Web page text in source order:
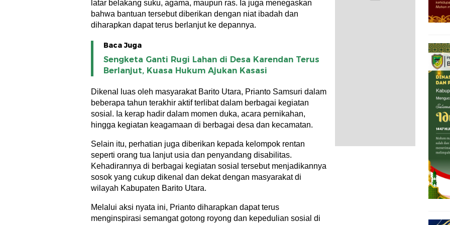
latar belakang suku, agama, maupun ras. Ia juga menegaskan
bahwa bantuan tersebut diberikan dengan niat ibadah dan
diharapkan dapat terus berlanjut ke depannya.
Baca Juga
Sengketa Ganti Rugi Lahan di Desa Karendan Terus
Berlanjut, Kuasa Hukum Ajukan Kasasi
Dikenal luas oleh masyarakat Barito Utara, Prianto Samsuri dalam
beberapa tahun terakhir aktif terlibat dalam berbagai kegiatan
sosial. Ia kerap hadir dalam momen duka, acara pernikahan,
hingga kegiatan keagamaan di berbagai desa dan kecamatan.
Selain itu, perhatian juga diberikan kepada kelompok rentan
seperti orang tua lanjut usia dan penyandang disabilitas.
Kehadirannya di berbagai kegiatan sosial tersebut menjadikannya
sosok yang cukup dikenal dan dekat dengan masyarakat di
wilayah Kabupaten Barito Utara.
Melalui aksi nyata ini, Prianto diharapkan dapat terus
menginspirasi semangat gotong royong dan kepedulian sosial di